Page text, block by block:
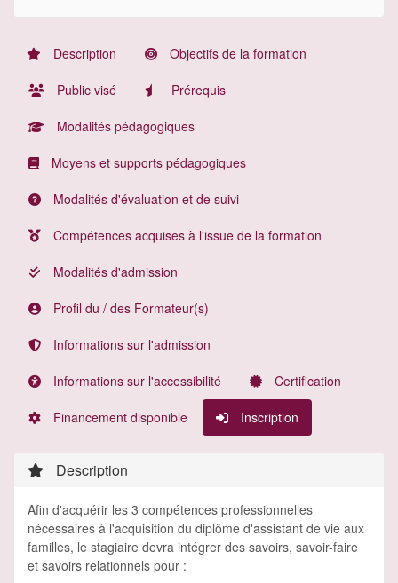
Description Objectifs de la formation
Public visé Prérequis
Modalités pédagogiques
Moyens et supports pédagogiques
Modalités d'évaluation et de suivi
Compétences acquises à l'issue de la formation
Modalités d'admission
Profil du / des Formateur(s)
Informations sur l'admission
Informations sur l'accessibilité Certification
Financement disponible Inscription
Description
Afin d'acquérir les 3 compétences professionnelles
nécessaires à l'acquisition du diplôme d'assistant de vie aux
familles, le stagiaire devra intégrer des savoirs, savoir-faire
et savoirs relationnels pour :